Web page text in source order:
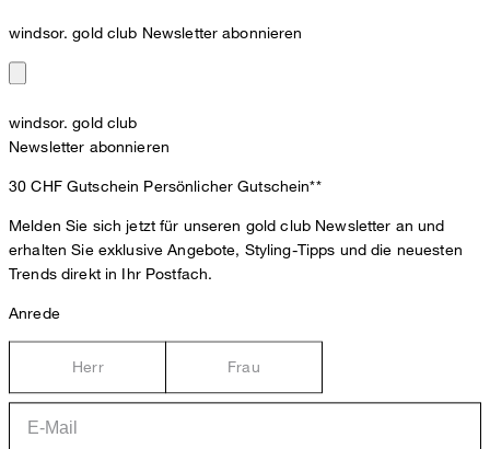
windsor. gold club Newsletter abonnieren
windsor. gold club
Newsletter abonnieren
30 CHF Gutschein Persönlicher Gutschein**
Melden Sie sich jetzt für unseren gold club Newsletter an und
erhalten Sie exklusive Angebote, Styling-Tipps und die neuesten
Trends direkt in Ihr Postfach.
Anrede
Herr Frau